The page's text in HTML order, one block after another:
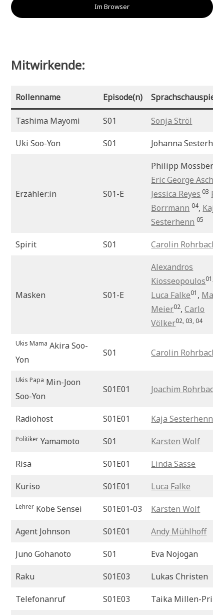
Im Browser
Mitwirkende:
Rollenname Episode(n)
Tashima Mayomi S01 Sonja Ströl
Uki Soo-Yon S01 Johanna
Erzähler:in S01-E
Philipp Mossberg
Eric George Asch
Jessica Reyes 03
Borrmann 04, Kaja
Sesterhenn 05
Spirit S01 Carolin Rohrbach
Masken S01-E
Alexandros
Kiosseopoulos01, 02
Luca Falke01 ,
Meier02,Carlo
Völker02, 03, 04
Ukis Mama Akira Soo-
Yon
S01 Carolin Rohrbach
Ukis Papa Min-Joon
Soo-Yon
S01E01 Joachim Rohrbach
Radiohost S01E01 Kaja Sesterhenn
Politiker Yamamoto S01 Karsten Wolf
Risa S01E01 Linda Sasse
Kuriso S01E01 Luca Falke
Lehrer Kobe Sensei S01E01-03 Karsten Wolf
Agent Johnson S01E01 Andy Mühlhoff
Juno Gohanoto S01 Eva Nojogan
Raku S01E03 Lukas Christen
Telefonanruf S01E03 Taika Millen-Prinz